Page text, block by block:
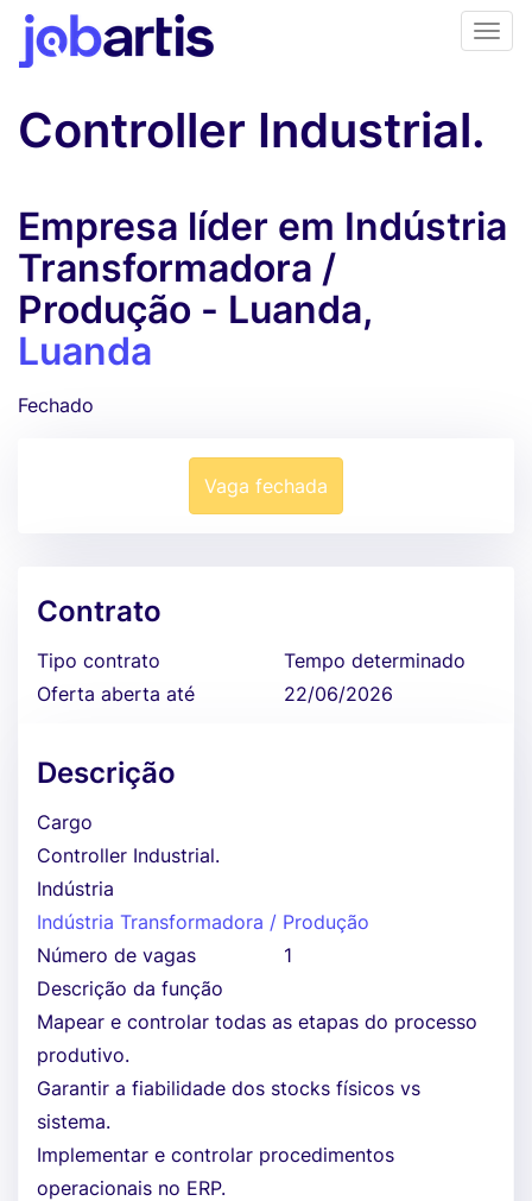
Controller Industrial.
Empresa líder em Indústria
Transformadora /
Produção - Luanda,
Luanda
Fechado
Vaga fechada
Contrato
Tipo contrato
Tempo determinado
Oferta aberta até
22/06/2026
Descrição
Cargo
Controller Industrial.
Indústria
Indústria Transformadora / Produção
Número de vagas
1
Descrição da função
Mapear e controlar todas as etapas do processo
produtivo.
Garantir a fiabilidade dos stocks físicos vs
sistema.
Implementar e controlar procedimentos
operacionais no ERP.